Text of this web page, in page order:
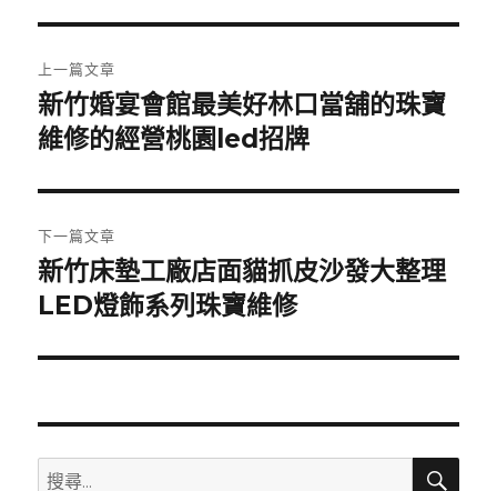
章
導
覽
上一篇文章
上
一
文
章:
新竹婚宴會館最美好林口當舖的珠寶
維修的經營桃園led招牌
下一篇文章
下
一
文
新竹床墊工廠店面貓抓皮沙發大整理
LED燈飾系列珠寶維修
搜
搜